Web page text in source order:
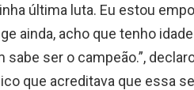
última luta. Eu estou
ainda, acho que tenho
sabe ser o campeão.”,
que acreditava que essa